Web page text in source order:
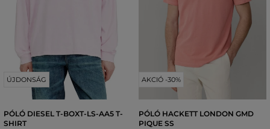
ÚJDONSÁG
PÓLÓ DIESEL T-BOXT-LS-AA5 T-
SHIRT
AKCIÓ -30%
PÓLÓ HACKETT LONDON GMD
PIQUE SS